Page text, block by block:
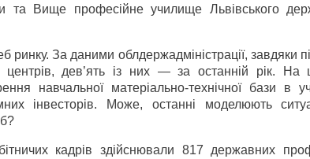
та Вище професійне училище Львівського
ринку. За даними облдержадміністрації, завдяки
центрів, дев’ять із них — за останній рік. На
навчальної матеріально-технічної бази в
інвесторів. Може, останні моделюють
кадрів здійснювали 817 державних